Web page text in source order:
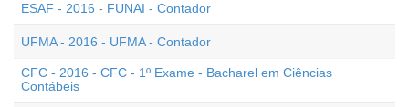
ESAF - 2016 - FUNAI - Contador
UFMA - 2016 - UFMA - Contador
CFC - 2016 - CFC - 1º Exame - Bacharel em Ciências
Contábeis